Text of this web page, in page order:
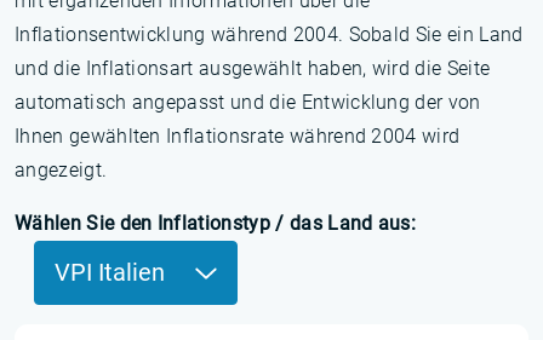
Inflationsentwicklung während 2004. Sobald Sie ein Land
und die Inflationsart ausgewählt haben, wird die Seite
automatisch angepasst und die Entwicklung der von
Ihnen gewählten Inflationsrate während 2004 wird
angezeigt.
Wählen Sie den Inflationstyp / das Land aus:
VPI Italien